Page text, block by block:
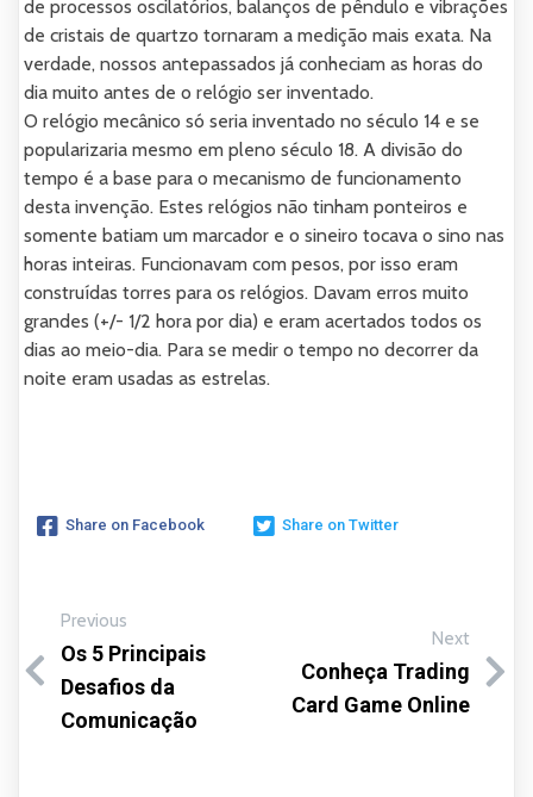
de processos oscilatórios, balanços de pêndulo e vibrações
de cristais de quartzo tornaram a medição mais exata. Na
verdade, nossos antepassados já conheciam as horas do
dia muito antes de o relógio ser inventado.
O relógio mecânico só seria inventado no século 14 e se
popularizaria mesmo em pleno século 18. A divisão do
tempo é a base para o mecanismo de funcionamento
desta invenção. Estes relógios não tinham ponteiros e
somente batiam um marcador e o sineiro tocava o sino nas
horas inteiras. Funcionavam com pesos, por isso eram
construídas torres para os relógios. Davam erros muito
grandes (+/- 1/2 hora por dia) e eram acertados todos os
dias ao meio-dia. Para se medir o tempo no decorrer da
noite eram usadas as estrelas.
Share on Facebook Share on Twitter
Previous
Os 5 Principais
Desafios da
Comunicação
Next
Conheça Trading
Card Game Online